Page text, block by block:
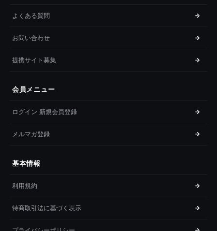
よくある質問
お問い合わせ
提携サイト募集
会員メニュー
ログイン 新規会員登録
メルマガ登録
基本情報
利用規約
特商取引法に基づく表示